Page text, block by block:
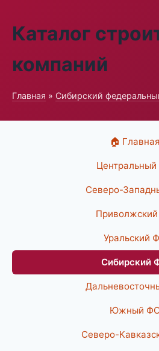
Каталог
компаний
Главная » Сибирский
🏠 Главная
Северо-
Уральский
Сибирский
Южный
Северо-